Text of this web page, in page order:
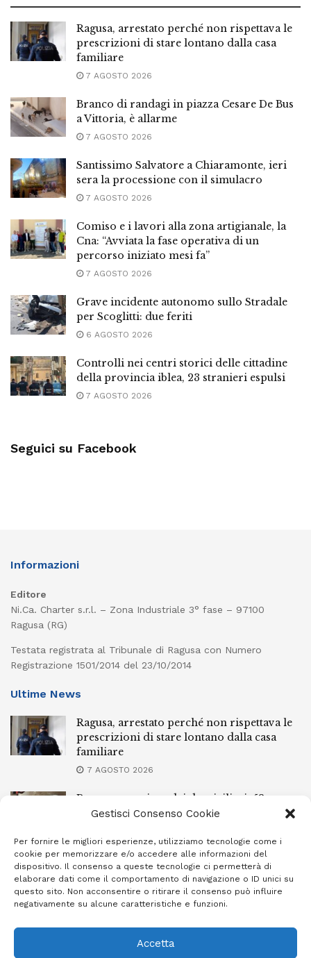
Gestisci Consenso Cookie
Per fornire le migliori esperienze, utilizziamo tecnologie come i
cookie per memorizzare e/o accedere alle informazioni del
dispositivo. Il consenso a queste tecnologie ci permetterà di
elaborare dati come il comportamento di navigazione o ID unici su
questo sito. Non acconsentire o ritirare il consenso può influire
negativamente su alcune caratteristiche e funzioni.
Accetta
Ragusa, arrestato perché non rispettava le
prescrizioni di stare lontano dalla casa
familiare
7 AGOSTO 2026
Branco di randagi in piazza Cesare De Bus
a Vittoria, è allarme
7 AGOSTO 2026
Santissimo Salvatore a Chiaramonte, ieri
sera la processione con il simulacro
7 AGOSTO 2026
Comiso e i lavori alla zona artigianale, la
Cna: “Avviata la fase operativa di un
percorso iniziato mesi fa”
7 AGOSTO 2026
Grave incidente autonomo sullo Stradale
per Scoglitti: due feriti
6 AGOSTO 2026
Controlli nei centri storici delle cittadine
della provincia iblea, 23 stranieri espulsi
7 AGOSTO 2026
Seguici su Facebook
Informazioni
Editore
Ni.Ca. Charter s.r.l. – Zona Industriale 3° fase – 97100
Ragusa (RG)
Testata registrata al Tribunale di Ragusa con Numero
Registrazione 1501/2014 del 23/10/2014
Ultime News
Ragusa, arrestato perché non rispettava le
prescrizioni di stare lontano dalla casa
familiare
7 AGOSTO 2026
Ragusa, spacciava dai domiciliari: 52enne
finisce in carcere
Incendi a Modica, torna in libertà il
marocchino di 23 anni
7 AGOSTO 2026